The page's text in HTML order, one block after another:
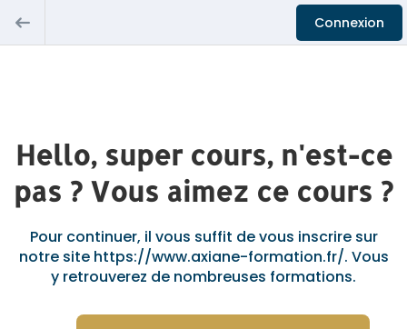
Connexion
Hello, super cours, n'est-ce
pas ? Vous aimez ce cours ?
Pour continuer, il vous suffit de vous inscrire sur
notre site https://www.axiane-formation.fr/. Vous
y retrouverez de nombreuses formations.